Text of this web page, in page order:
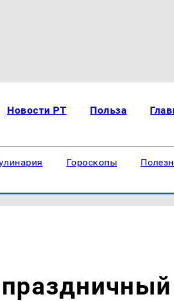
Новости РТ Польза
Гороскопы